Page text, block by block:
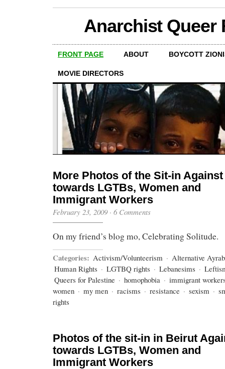
FRONT PAGE ABOUT BOYCOTT
MOVIE DIRECTORS
More Photos of the Sit-in
towards LGTBs, Women and
Immigrant Workers
February 23, 2009· 6 Comments
On my friend’s blog mo, Celebrating Solitude.
Categories: Activism/Volunteerism · Alternative
Human Rights · LGTBQ rights · Lebanesims ·
Queers for Palestine · homophobia · immigrant
women · my men · racisms · resistance · sexism ·
rights
Photos of the sit-in in Beirut
towards LGTBs, Women and
Immigrant Workers